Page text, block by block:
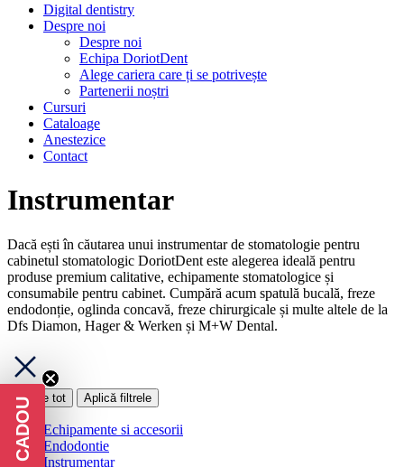
Digital dentistry
Despre noi
Despre noi
Echipa DoriotDent
Alege cariera care ți se potrivește
Partenerii noștri
Cursuri
Cataloage
Anestezice
Contact
Instrumentar
Dacă ești în căutarea unui instrumentar de stomatologie pentru
cabinetul stomatologic DoriotDent este alegerea ideală pentru
produse premium calitative, echipamente stomatologice și
consumabile pentru cabinet. Cumpără acum spatulă bucală, freze
endodonție, oglinda concavă, freze chirurgicale și multe altele de la
Dfs Diamon, Hager & Werken și M+W Dental.
Șterge tot Aplică filtrele
Echipamente si accesorii
Endodontie
Instrumentar